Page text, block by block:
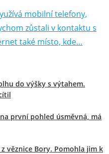
mobilní telefony,
zůstali v kontaktu s
také místo, kde…
do výšky s výtahem.
první pohled úsměvná, má
věznice Bory. Pomohla jim k